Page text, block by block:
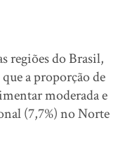
regiões do Brasil,
a proporção de
moderada e
(7,7%) no Norte